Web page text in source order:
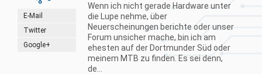
E-Mail
Twitter
Google+
Wenn ich nicht gerade Hardware unter
die Lupe nehme, über
Neuerscheinungen berichte oder unser
Forum unsicher mache, bin ich am
ehesten auf der Dortmunder Süd oder
meinem MTB zu finden. Es sei denn,
de...